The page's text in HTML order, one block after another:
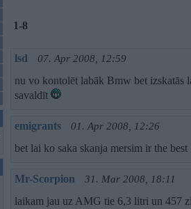
1-8
lsd 07. Apr 2008, 12:59
nu vo kontolēt labāk Bmw bet izskatās
savaldīt
emigrants 01. Apr 2008, 12:26
bet lai ko saka skanja mersim ir the best
Mr-Scorpion 31. Mar 2008, 18:11
laikam jau uz AMG tie 6,3 litri un 457